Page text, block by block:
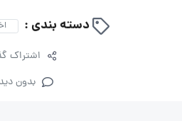
دسته بندی :
اشتراک
بدون